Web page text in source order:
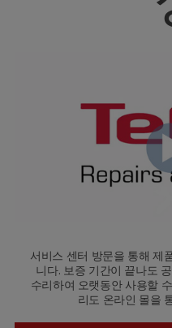
서비스 센터 방문을 통해 제
니다. 보증 기간이 끝나도
수리하여 오랫동안 사용할
리도 온라인 몰을